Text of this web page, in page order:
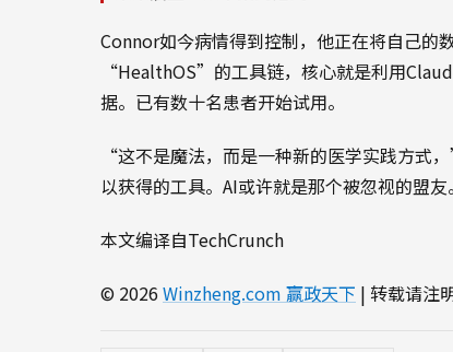
Connor如今病情得到控制，他正在将自己的
“HealthOS”的工具链，核心就是利用
据。已有数十名患者开始试用。
“这不是魔法，而是一种新的医学实践方
以获得的工具。AI或许就是那个被忽视的盟友
本文编译自TechCrunch
© 2026 Winzheng.com 赢政天下 | 转载请注